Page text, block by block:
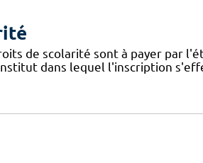
de scolarité sont à payer par
dans lequel l'inscription